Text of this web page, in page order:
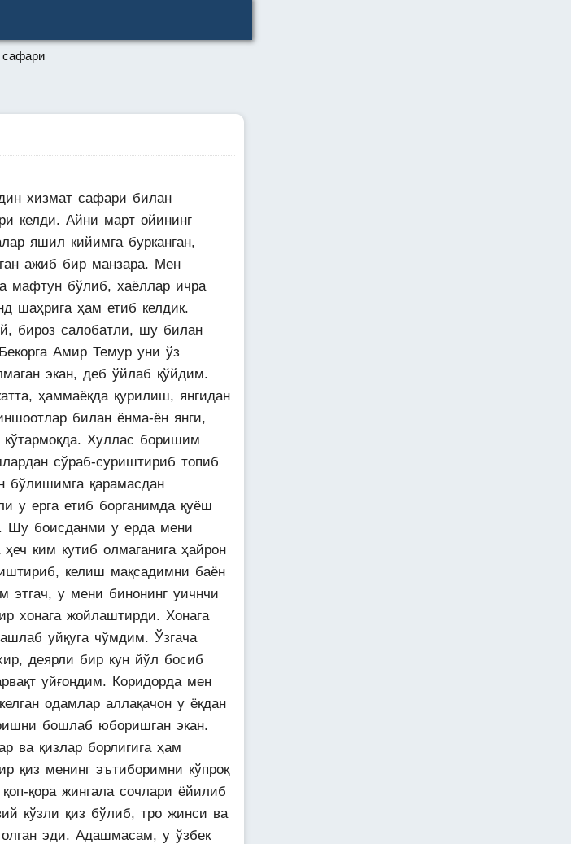
хизмат сафари билан
келди. Айни март ойининг
яшил кийимга бурканган,
ажиб бир манзара. Мен
мафтун бўлиб, хаёллар ичра
шаҳрига ҳам етиб келдик.
бироз салобатли, шу билан
Амир Темур уни ўз
экан, деб ўйлаб қўйдим.
ҳаммаёқда қурилиш, янгидан
билан ёнма-ён янги,
Хуллас боришим
сўраб-суриштириб топиб
бўлишимга қарамасдан
у ерга етиб борганимда қуёш
Шу боисданми у ерда мени
ким кутиб олмаганига ҳайрон
келиш мақсадимни баён
этгач, у мени бинонинг уичнчи
хонага жойлаштирди. Хонага
уйқуга чўмдим. Ўзгача
деярли бир кун йўл босиб
уйғондим. Коридорда мен
одамлар аллақачон у ёқдан
бошлаб юборишган экан.
ва қизлар борлигига ҳам
қиз менинг эътиборимни кўпроқ
қора жингала сочлари ёйилиб
кўзли қиз бўлиб, тро жинси ва
эди. Адашмасам, у ўзбек